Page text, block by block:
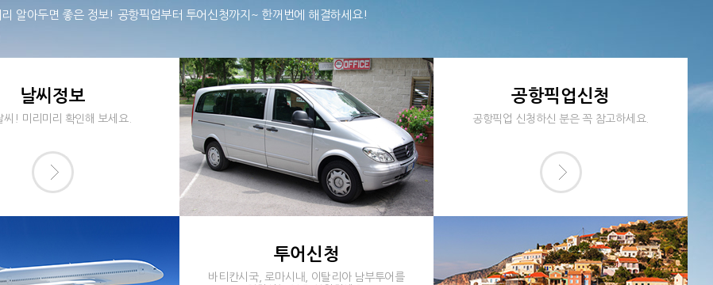
리 알아두면 좋은 정보! 공항픽업부터 투어신청까지~ 한꺼번에 해결하세요!
날씨정보
씨! 미리미리 확인해 보세요.
공항픽업신청
공항픽업 신청하신 분은 꼭 참고하세요.
투어신청
바티칸시국, 로마시내, 이탈리아 남부투어를